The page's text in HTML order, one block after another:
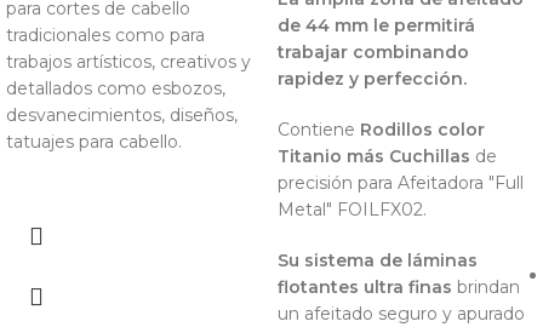
para cortes de cabello
tradicionales como para
trabajos artísticos, creativos y
detallados como esbozos,
desvanecimientos, diseños,
tatuajes para cabello.
de 44 mm le permitirá
trabajar combinando
rapidez y perfección.
Contiene Rodillos color
Titanio más Cuchillas de
precisión para Afeitadora "Full
Metal" FOILFX02.
Su sistema de láminas
flotantes ultra finas brindan
un afeitado seguro y apurado